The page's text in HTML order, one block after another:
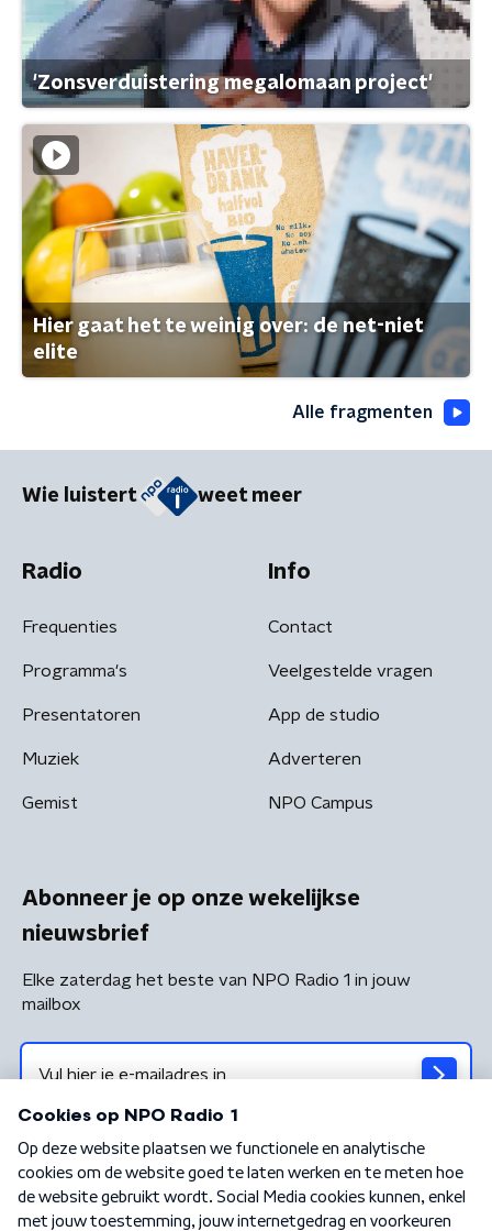
'Zonsverduistering megalomaan project'
Hier gaat het te weinig over: de net-niet
elite
Alle fragmenten
Wie luistert weet meer
Radio
Frequenties
Programma's
Presentatoren
Muziek
Gemist
Info
Contact
Veelgestelde vragen
App de studio
Adverteren
NPO Campus
Abonneer je op onze wekelijkse
nieuwsbrief
Elke zaterdag het beste van NPO Radio 1 in jouw
mailbox
Algemene voorwaarden Privacybeleid